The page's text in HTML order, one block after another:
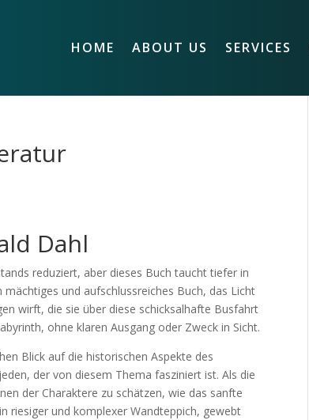
HOME ABOUT US SERVICES
Dahl
reduziert, aber dieses Buch taucht tiefer in
und aufschlussreiches Buch, das Licht
wirft, die sie über diese schicksalhafte Busfahrt
ohne klaren Ausgang oder Zweck in Sicht.
Blick auf die historischen Aspekte des
der von diesem Thema fasziniert ist. Als die
der Charaktere zu schätzen, wie das sanfte
riesiger und komplexer Wandteppich, gewebt